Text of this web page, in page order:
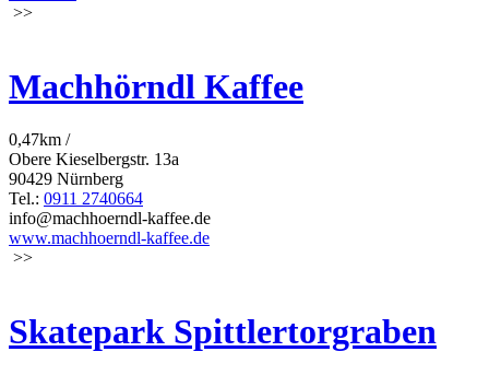
>>
Machhörndl Kaffee
0,47km /
Obere Kieselbergstr. 13a
90429 Nürnberg
Tel.: 0911 2740664
info@machhoerndl-kaffee.de
www.machhoerndl-kaffee.de
>>
Skatepark Spittlertorgraben